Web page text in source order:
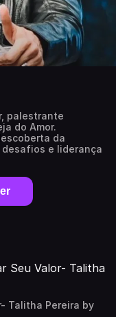
palestrante
do Amor.
da
e liderança
Seu Valor- Talitha
Talitha Pereira by